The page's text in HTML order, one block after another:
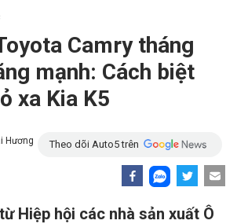
Camry tháng
mạnh: Cách biệt
xa Kia K5
Hương Theo dõi Auto5 trên
Hiệp hội các nhà sản xuất Ô